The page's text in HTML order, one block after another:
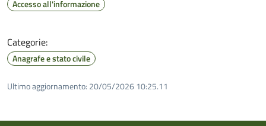
Accesso all'informazione
Categorie:
Anagrafe e stato civile
Ultimo aggiornamento: 20/05/2026 10:25.11